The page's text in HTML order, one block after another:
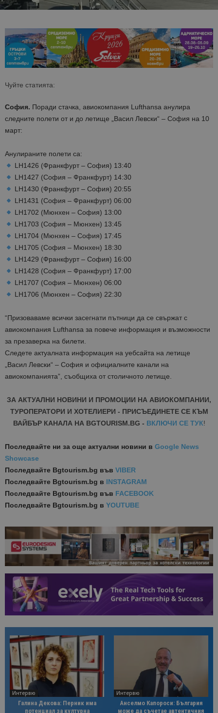
Чуйте статията:
София. Поради стачка, авиокомпания Lufthansa анулира
следните полети от и до летище „Васил Левски“ – София на 10
март:
Анулираните полети са:
LH1426 (Франкфурт – София) 13:40
LH1427 (София – Франкфурт) 14:30
LH1430 (Франкфурт – София) 20:55
LH1431 (София – Франкфурт) 06:00
LH1702 (Мюнхен – София) 13:00
LH1703 (София – Мюнхен) 13:45
LH1704 (Мюнхен – София) 17:45
LH1705 (София – Мюнхен) 18:30
LH1429 (Франкфурт – София) 16:00
LH1428 (София – Франкфурт) 17:00
LH1707 (София – Мюнхен) 06:00
LH1706 (Мюнхен – София) 22:30
“Призоваваме всички засегнати пътници да се свържат с
авиокомпания Lufthansa за повече информация и възможности
за презаверка на билети.
Следете актуалната информация на уебсайта на летище
„Васил Левски“ – София и официалните канали на
авиокомпанията”, съобщиха от столичното летище.
ЗА АКТУАЛНИ НОВИНИ И ПРОМОЦИИ НА АВИОКОМПАНИИ,
ТУРОПЕРАТОРИ И ХОТЕЛИЕРИ - ПРИСЪЕДИНЕТЕ СЕ КЪМ
ВАЙБЪР КАНАЛА НА BGTOURISM.BG - ВКЛЮЧИ СЕ ТУК!
Последвайте ни за още актуални новини в Google News
Showcase
Последвайте Bgtourism.bg във VIBER
Последвайте Bgtourism.bg в INSTAGRAM
Последвайте Bgtourism.bg във FACEBOOK
Последвайте Bgtourism.bg в YOUTUBE
Интервю
Галина Декова: Перник има
потенциал за културна
Интервю
Анселмо Капороси: България
може да съчетае автентичния